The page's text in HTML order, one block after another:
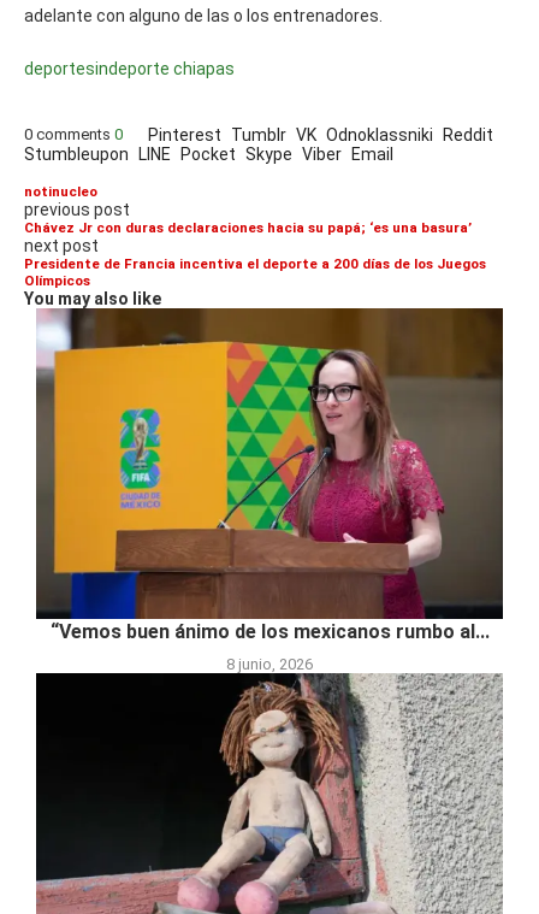
adelante con alguno de las o los entrenadores.
deportesindeporte chiapas
0 comments 0 Pinterest Tumblr VK Odnoklassniki Reddit
Stumbleupon LINE Pocket Skype Viber Email
notinucleo
previous post
Chávez Jr con duras declaraciones hacia su papá; ‘es una basura’
next post
Presidente de Francia incentiva el deporte a 200 días de los Juegos
Olímpicos
You may also like
“Vemos buen ánimo de los mexicanos rumbo al...
8 junio, 2026